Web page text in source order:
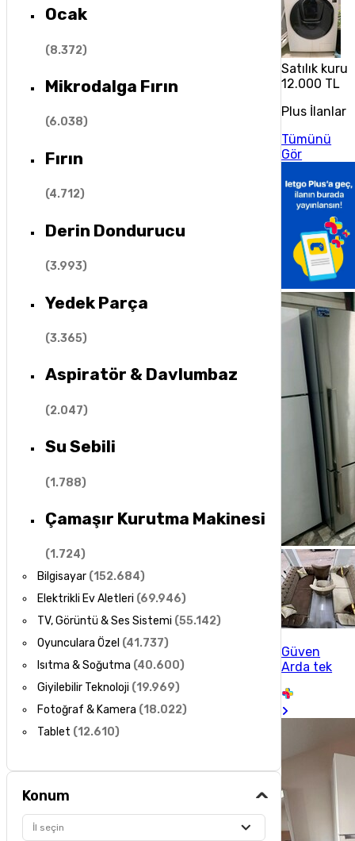
Ocak
(8.372)
Mikrodalga Fırın
(6.038)
Fırın
(4.712)
Derin Dondurucu
(3.993)
Yedek Parça
(3.365)
Aspiratör & Davlumbaz
(2.047)
Su Sebili
(1.788)
Çamaşır Kurutma Makinesi
(1.724)
Bilgisayar (152.684)
Elektrikli Ev Aletleri (69.946)
TV, Görüntü & Ses Sistemi (55.142)
Oyunculara Özel (41.737)
Isıtma & Soğutma (40.600)
Giyilebilir Teknoloji (19.969)
Fotoğraf & Kamera (18.022)
Tablet (12.610)
Konum
İl seçin
Satılık
12.000 TL
Plus İlanlar
Tümünü
Gör
Güven
Arda tek